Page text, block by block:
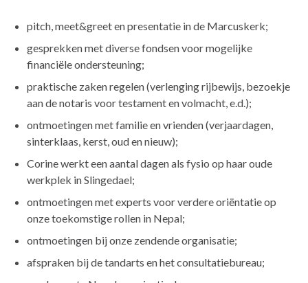
pitch, meet&greet en presentatie in de Marcuskerk;
gesprekken met diverse fondsen voor mogelijke
financiële ondersteuning;
praktische zaken regelen (verlenging rijbewijs, bezoekje
aan de notaris voor testament en volmacht, e.d.);
ontmoetingen met familie en vrienden (verjaardagen,
sinterklaas, kerst, oud en nieuw);
Corine werkt een aantal dagen als fysio op haar oude
werkplek in Slingedael;
ontmoetingen met experts voor verdere oriëntatie op
onze toekomstige rollen in Nepal;
ontmoetingen bij onze zendende organisatie;
afspraken bij de tandarts en het consultatiebureau;